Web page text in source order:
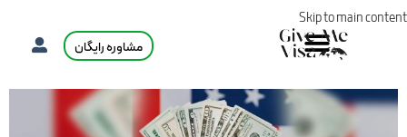
Skip to main content
مشاوره رایگان